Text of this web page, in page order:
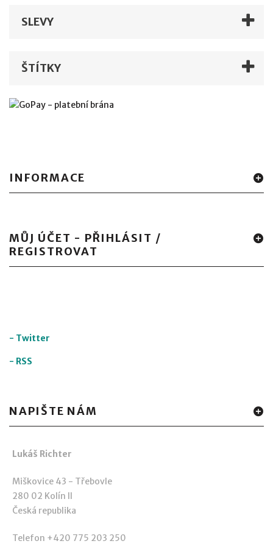
SLEVY
ŠTÍTKY
INFORMACE
MŮJ ÚČET - PŘIHLÁSIT /
REGISTROVAT
- Twitter
- RSS
NAPIŠTE NÁM
Lukáš Richter
Miškovice 43 - Třebovle
280 02 Kolín II
Česká republika
Telefon +420 775 203 250